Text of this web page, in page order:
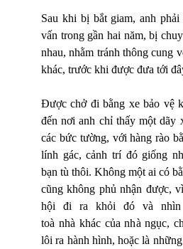
Sau khi bị bắt giam, anh
vấn trong gần hai năm, bị
nhau,nhằm tránh thông cung v
khác, trước khi được đưa tới
Được chở đi bằng xe bảo vệ
đến nơi anh chỉ thấy một dãy
các bức tường, với hàng rào
lính gác, cảnh trí đó giống
bạn tù thôi. Không một ai có
cũng không phủ nhận được,
hội đi ra khỏi đó vànhì
toà nhà khác của nhàngục,
lôi ra hành hình, hoặc là